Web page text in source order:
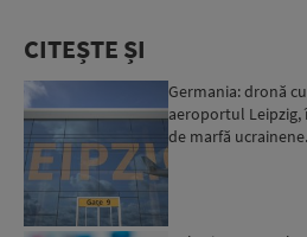
CITEȘTE ȘI
Germania: dronă
aeroportul
de marfă